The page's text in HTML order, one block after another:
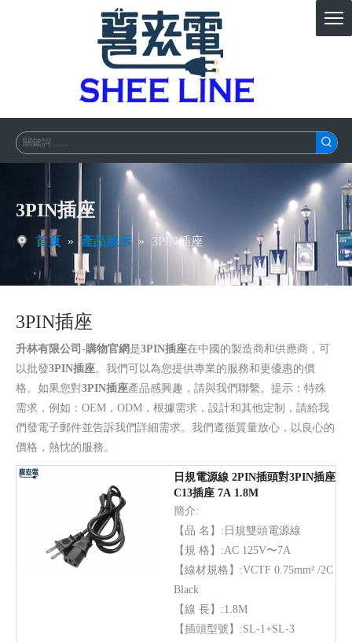
3PIN插座
首頁 » 產品展示 » 3PIN插座
3PIN插座
升林有限公司-購物官網是3PIN插座在中國的製造商和供應商，可
以批發3PIN插座。我們可以為您提供專業的服務和更優惠的價
格。如果您對3PIN插座產品感興趣，請與我們聯繫。提示：特殊
需求，例如：OEM，ODM，根據需求，設計和其他定制，請給我
們發電子郵件並告訴我們詳細需求。我們遵循質量放心，以良心的
價格，熱忱的服務。
日規電源線 2PIN插頭對3PIN插座
C13插座 7A 1.8M
簡介:
【品 名】:日規雙頭電源線
【規 格】:AC 125V〜7A
【線材規格】:VCTF 0.75mm² /2C
Black
【線 長】:1.8M
【插頭型號】:SL-1+SL-3